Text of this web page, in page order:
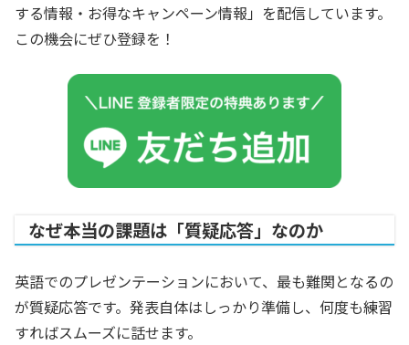
する情報・お得なキャンペーン情報」を配信しています。
この機会にぜひ登録を！
なぜ本当の課題は「質疑応答」なのか
英語でのプレゼンテーションにおいて、最も難関となるの
が質疑応答です。発表自体はしっかり準備し、何度も練習
すればスムーズに話せます。